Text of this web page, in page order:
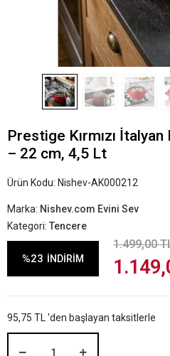
Prestige Kırmızı
– 22 cm, 4,5 Lt
Ürün Kodu: Nishev-AK000212
Marka: Nishev.com Evini Sev
Kategori: Tencere
%23 İNDİRİM
1.499,00
95,75 TL 'den başlayan taksitlerle